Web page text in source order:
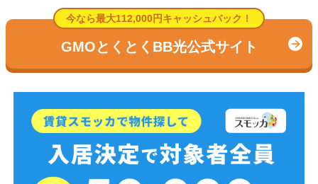
今なら最大112,000円キャッシュバック！
GMOとくとくBB光公式サイト